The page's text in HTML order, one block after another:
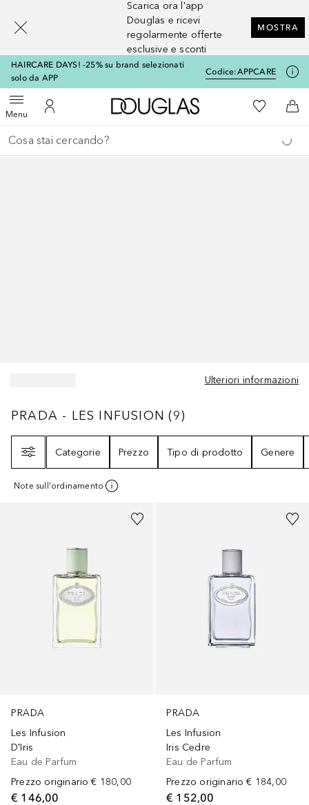
Scarica ora l'app
Douglas e ricevi
regolarmente offerte
esclusive e sconti
MOSTRA
HAIRCARE DAYS! -25% su brand selezionati
solo da APP
Codice:APPCARE
MenuApri menuAl Mio Account
A Douglas HomeAlla Mia
Al
Torna indietro
Esegui ricerca
Ulteriori informazioni
PRADA - LES INFUSION9
PRADA - LES INFUSION (9)
Categorie
Prezzo Tipo di prodotto Genere
Note sull'ordinamento
PRADA
Les Infusion
D'Iris
Eau de Parfum
Prezzo originario € 180,00
€ 146,00
PRADA
Les Infusion
Iris Cedre
Eau de Parfum
Prezzo originario € 184,00
€ 152,00
[navigation.slideout.screenreader]